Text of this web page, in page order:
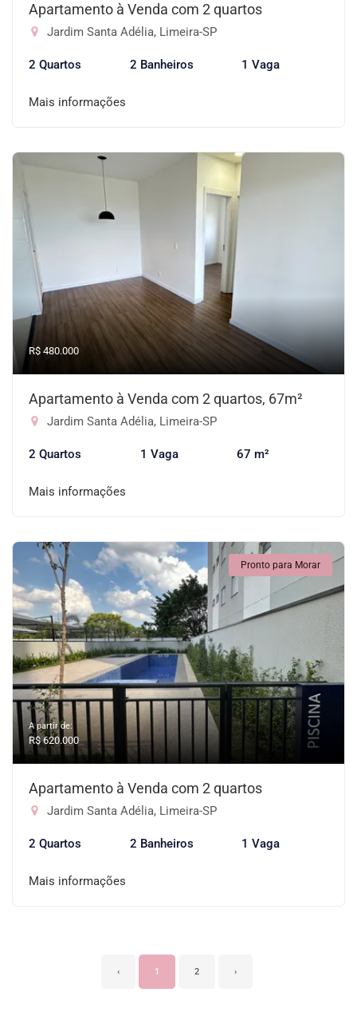
Apartamento à Venda com 2 quartos
Jardim Santa Adélia, Limeira-SP
2 Quartos 2 Banheiros 1 Vaga
Mais informações
R$ 480.000
Apartamento à Venda com 2 quartos, 67m²
Jardim Santa Adélia, Limeira-SP
2 Quartos 1 Vaga 67 m²
Mais informações
Pronto para Morar
A partir de:
R$ 620.000
Apartamento à Venda com 2 quartos
Jardim Santa Adélia, Limeira-SP
2 Quartos 2 Banheiros 1 Vaga
Mais informações
‹ 1 2 ›